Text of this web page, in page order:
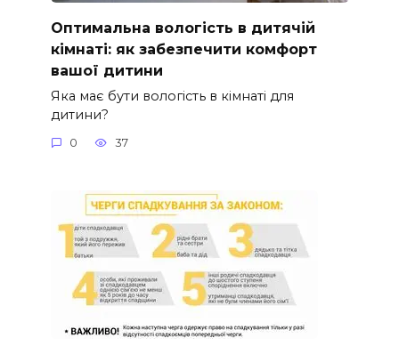
Оптимальна вологість в дитячій
кімнаті: як забезпечити комфорт
вашої дитини
Яка має бути вологість в кімнаті для
дитини?
0 37